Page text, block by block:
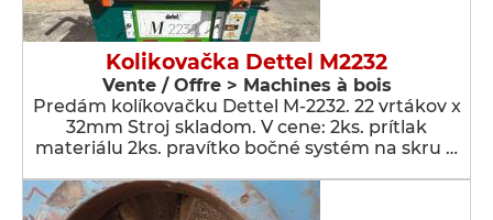
Kolikovačka Dettel M2232
Vente / Offre > Machines à bois
Predám kolíkovačku Dettel M-2232. 22 vrtákov x
32mm Stroj skladom. V cene: 2ks. prítlak
materiálu 2ks. pravítko bočné systém na skru …